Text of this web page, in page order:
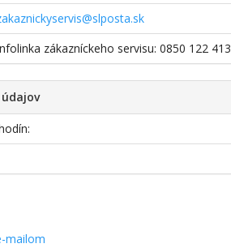
zákazníckeho servisu: 0850 122 413
mailom